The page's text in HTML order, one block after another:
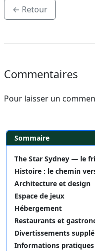
← Retour
Commentaires
Pour laisser un
Sommaire
The Star Sydney — le
Histoire : le chemin
Architecture et design
Espace de jeux
Hébergement
Restaurants et
Divertissements
Informations pratiques